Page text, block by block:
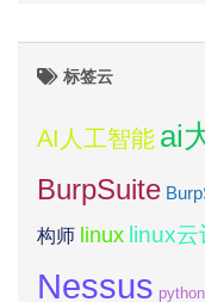
标签云
AI人工智能 ai
BurpSuite
构师 linux linux
Nessus